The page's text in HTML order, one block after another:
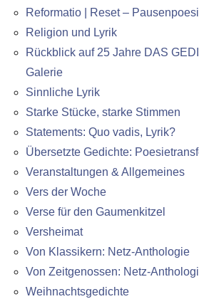
Reformatio | Reset –
Religion und Lyrik
Rückblick auf 25 Jahre DAS
Galerie
Sinnliche Lyrik
Starke Stücke, starke Stimmen
Statements: Quo vadis, Lyrik?
Übersetzte Gedichte:
Veranstaltungen & Allgemeines
Vers der Woche
Verse für den Gaumenkitzel
Versheimat
Von Klassikern: Netz-Anthologie
Von Zeitgenossen: Netz-
Weihnachtsgedichte